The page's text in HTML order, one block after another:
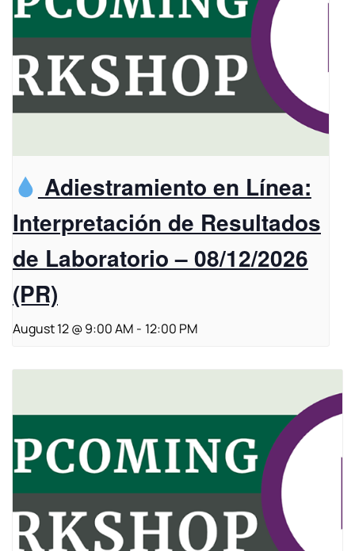
Adiestramiento en Línea:
Interpretación de Resultados
de Laboratorio – 08/12/2026
(PR)
August 12 @ 9:00 AM - 12:00 PM